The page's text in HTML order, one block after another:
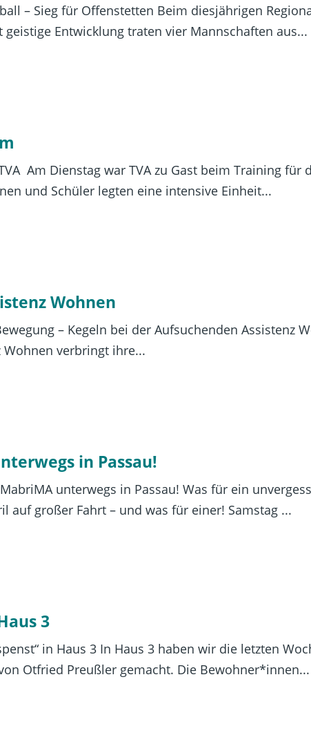
– Sieg für Offenstetten Beim diesjährigen
Entwicklung traten vier Mannschaften aus...
Am Dienstag war TVA zu Gast beim Training für
und Schüler legten eine intensive Einheit...
Wohnen
– Kegeln bei der Aufsuchenden Assistenz
Wohnen verbringt ihre...
in Passau!
unterwegs in Passau! Was für ein
auf großer Fahrt – und was für einer! Samstag ...
3
in Haus 3 In Haus 3 haben wir die letzten
Otfried Preußler gemacht. Die Bewohner*innen...